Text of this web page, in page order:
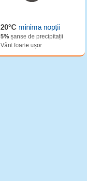
20°Cminima nopții
5%șanse de precipitații
Vânt foarte ușor